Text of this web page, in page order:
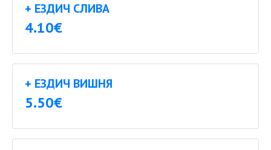
+ ЕЗДИЧ СЛИВА
4.10€
+ ЕЗДИЧ ВИШНЯ
5.50€